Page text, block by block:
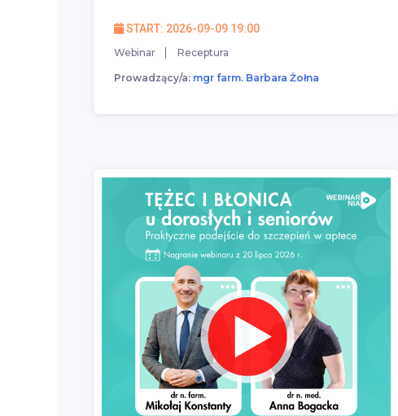
START: 2026-09-09 19:00
Webinar Receptura
Prowadzący/a: mgr farm. Barbara Żołna